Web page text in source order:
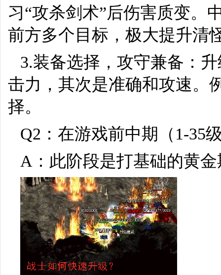
习“攻杀剑术”后伤害质变。
前方多个目标，极大提升清
3.装备选择，攻守兼备：
击力，其次是准确和攻速。
择。
Q2：在游戏前中期（1-35
A：此阶段是打基础的黄